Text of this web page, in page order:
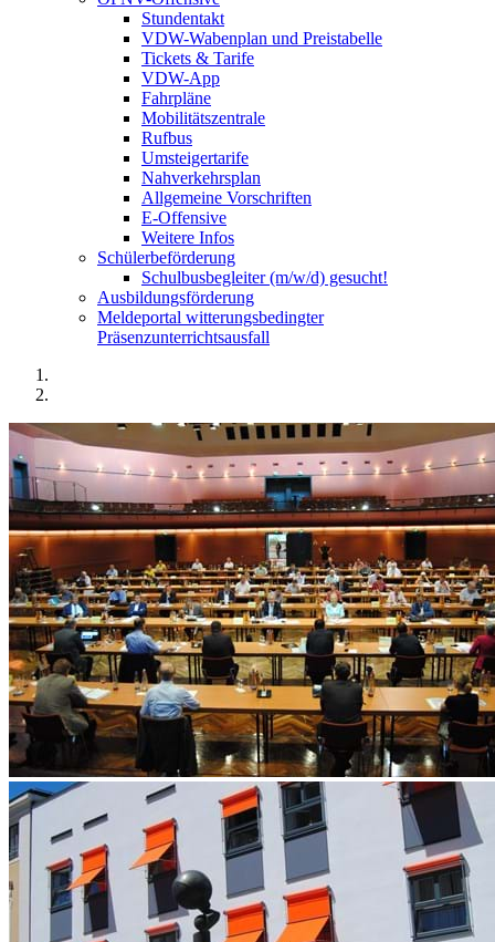
Stundentakt
VDW-Wabenplan und Preistabelle
Tickets & Tarife
VDW-App
Fahrpläne
Mobilitätszentrale
Rufbus
Umsteigertarife
Nahverkehrsplan
Allgemeine Vorschriften
E-Offensive
Weitere Infos
Schülerbeförderung
Schulbusbegleiter (m/w/d) gesucht!
Ausbildungsförderung
Meldeportal witterungsbedingter
Präsenzunterrichtsausfall